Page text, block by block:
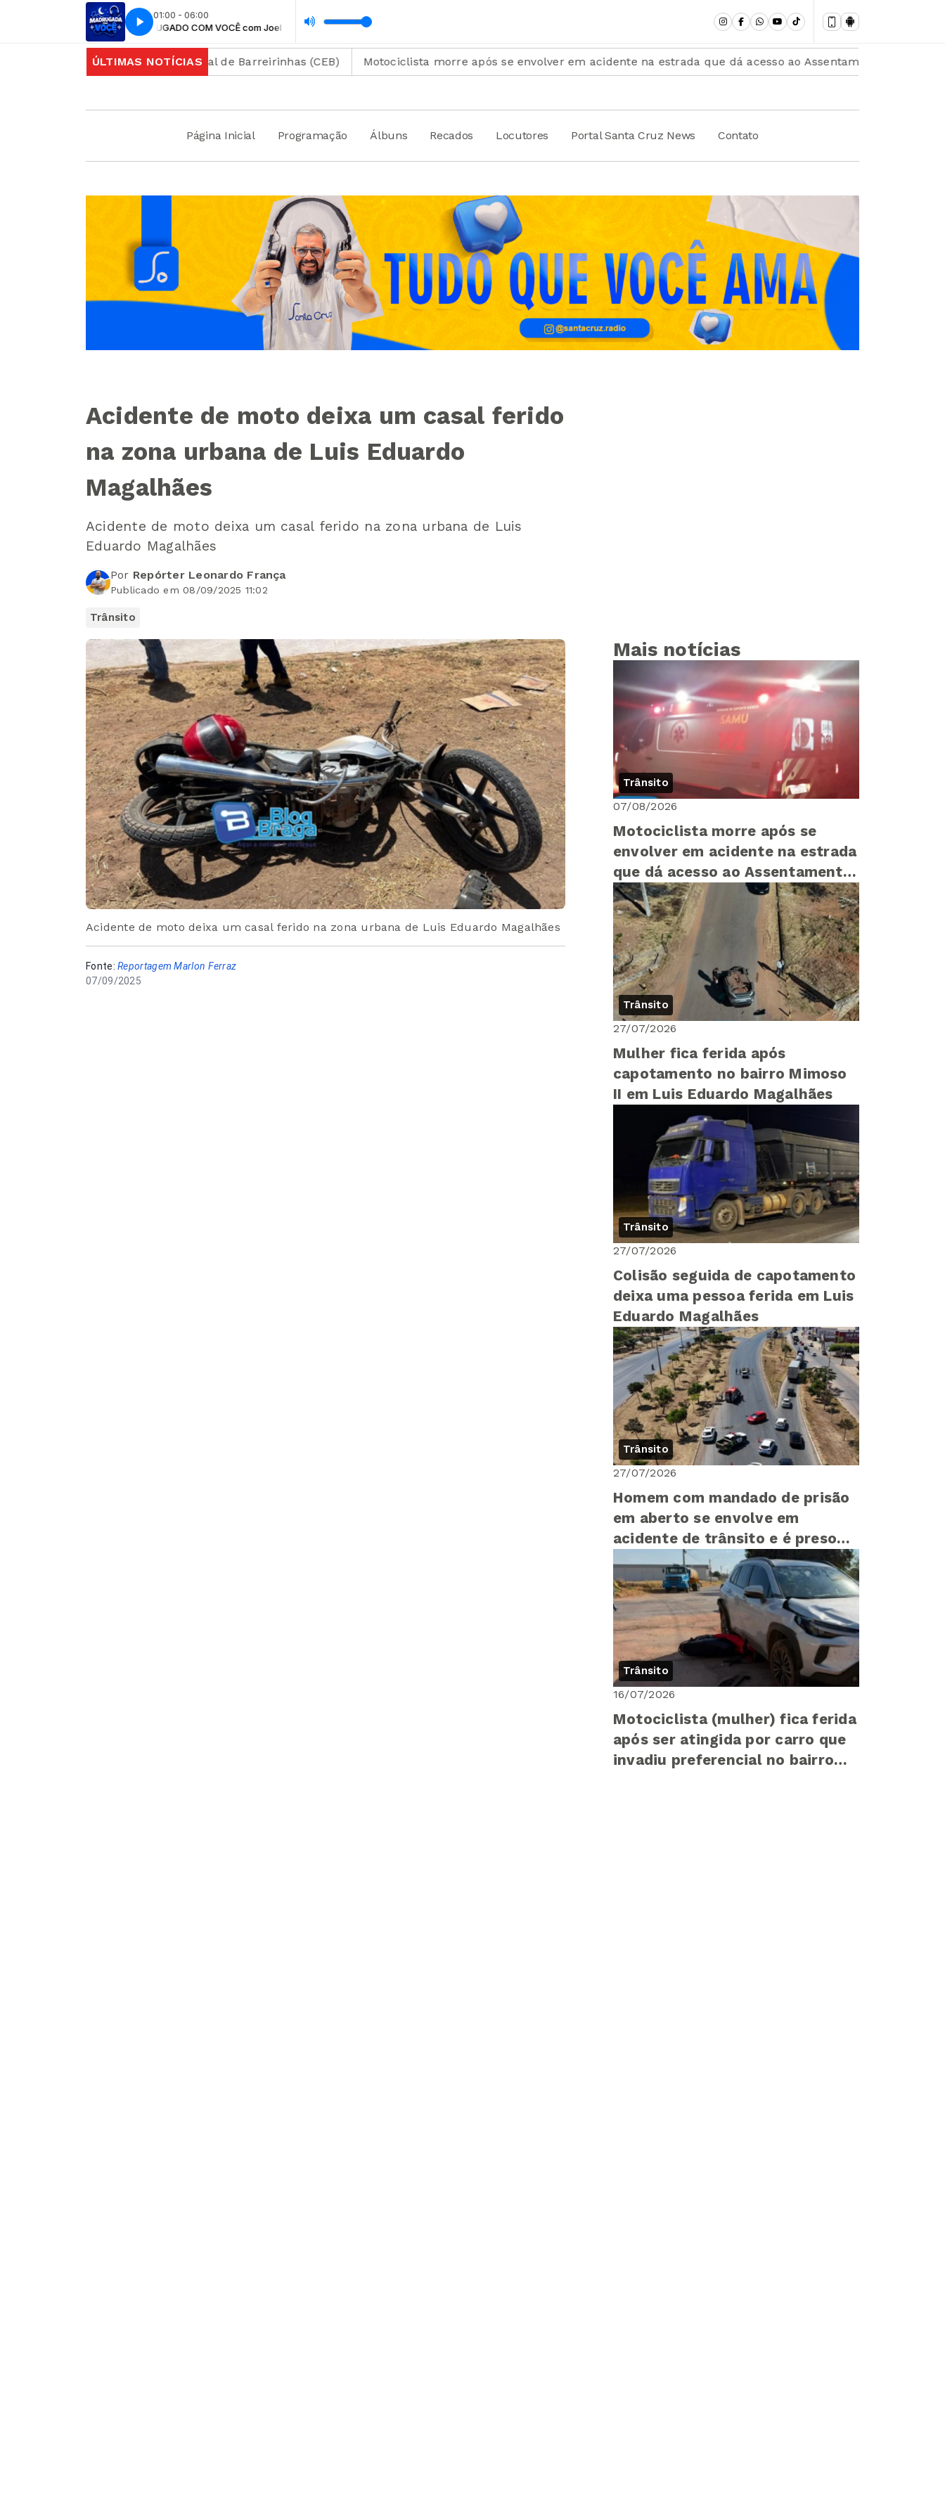
01:00 - 06:00
MADRUGADO COM VOCÊ com Joel CabralMADRUGADO COM VOCÊ com Joel Cabral
ÚLTIMAS NOTÍCIAS
ao Colégio Estadual de Barreirinhas (CEB) Motociclista morre após se envolver em acidente na estrada que dá acesso ao Assentamento Villa III entre LEM e
Página Inicial Programação Álbuns Recados Locutores Portal Santa Cruz News Contato
Acidente de moto deixa um casal ferido
na zona urbana de Luis Eduardo
Magalhães
Acidente de moto deixa um casal ferido na zona urbana de Luis
Eduardo Magalhães
Por Repórter Leonardo França
Publicado em 08/09/2025 11:02
Trânsito
Acidente de moto deixa um casal ferido na zona urbana de Luis Eduardo Magalhães
Fonte:Reportagem Marlon Ferraz
07/09/2025
Mais notícias
Trânsito
07/08/2026
Motociclista morre após se
envolver em acidente na estrada
que dá acesso ao Assentamento
Villa III entre LEM e Barreiras
Trânsito
27/07/2026
Mulher fica ferida após
capotamento no bairro Mimoso
II em Luis Eduardo Magalhães
Trânsito
27/07/2026
Colisão seguida de capotamento
deixa uma pessoa ferida em Luis
Eduardo Magalhães
Trânsito
27/07/2026
Homem com mandado de prisão
em aberto se envolve em
acidente de trânsito e é preso
em Luis Eduardo Magalhães
Trânsito
16/07/2026
Motociclista (mulher) fica ferida
após ser atingida por carro que
invadiu preferencial no bairro